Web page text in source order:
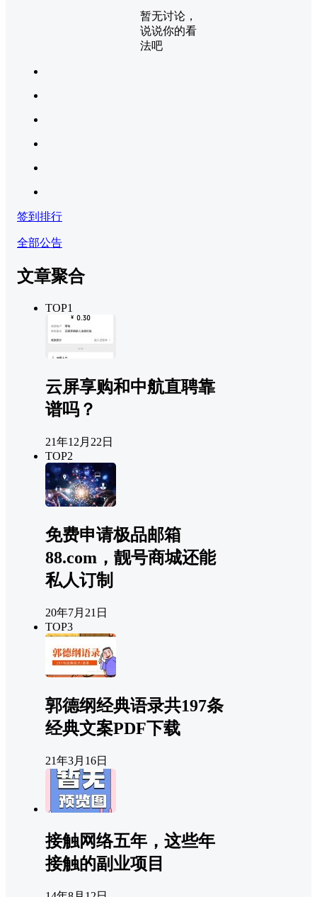
暂无讨论，
说说你的看
法吧
签到排行
全部公告
文章聚合
TOP1
云屏享购和中航直聘靠
谱吗？
21年12月22日
TOP2
免费申请极品邮箱
88.com，靓号商城还能
私人订制
20年7月21日
TOP3
郭德纲经典语录共197条
经典文案PDF下载
21年3月16日
接触网络五年，这些年
接触的副业项目